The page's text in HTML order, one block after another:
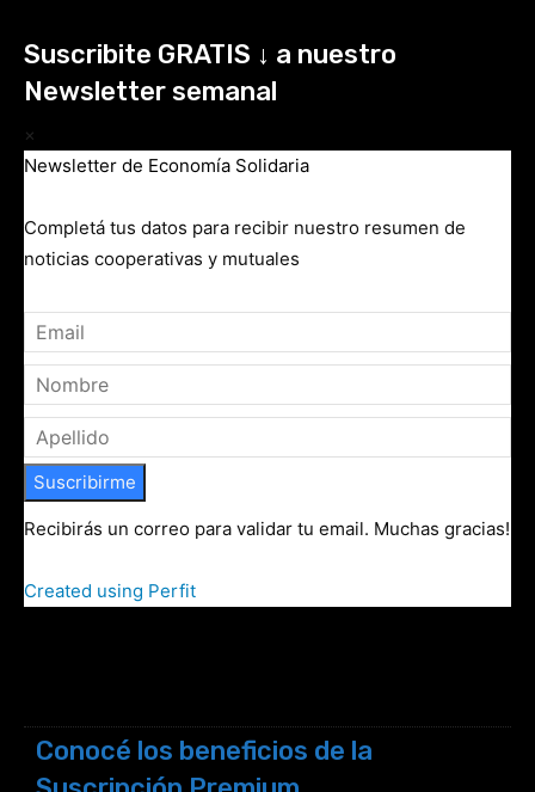
Suscribite GRATIS ↓ a nuestro
Newsletter semanal
×
Newsletter de Economía Solidaria
Completá tus datos para recibir nuestro resumen de
noticias cooperativas y mutuales
Suscribirme
Recibirás un correo para validar tu email. Muchas gracias!
Created using Perfit
Conocé los beneficios de la